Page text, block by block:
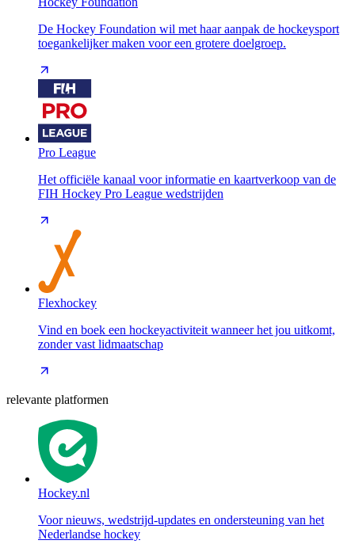
De Hockey Foundation wil met haar aanpak de hockeysport
toegankelijker maken voor een grotere doelgroep.
Pro League
Het officiële kanaal voor informatie en kaartverkoop van de
FIH Hockey Pro League wedstrijden
Flexhockey
Vind en boek een hockeyactiviteit wanneer het jou uitkomt,
zonder vast lidmaatschap
relevante platformen
Hockey.nl
Voor nieuws, wedstrijd-updates en ondersteuning van het
Nederlandse hockey